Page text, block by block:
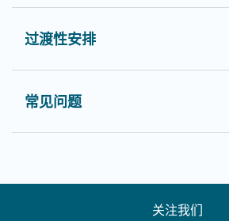
过渡性安排
常见问题
关注我们